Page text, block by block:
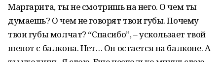
Маргарита, ты не смотришь на него. О чем ты
думаешь? О чем не говорят твои губы. Почему
твои губы молчат? “Спасибо”, – ускользает твой
шепот с балкона. Нет… Он остается на балконе. А